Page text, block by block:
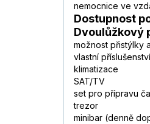
nemocnice ve
Dostupnost
Dvoulůžkový
možnost přistýlky
vlastní
klimatizace
SAT/TV
set pro přípravu
trezor
minibar (denně